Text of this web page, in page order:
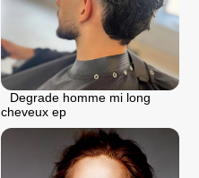
Degrade homme mi long
cheveux ep